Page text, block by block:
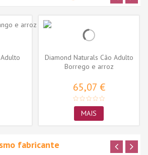
Diamond Naturals Cão Adulto
Borrego e arroz
65,07 €
MAIS
fabricante